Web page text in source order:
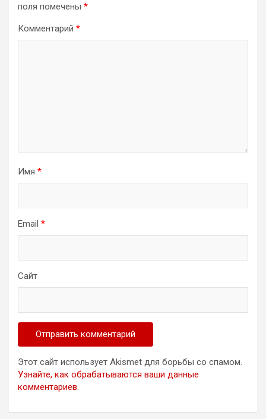
поля помечены *
Комментарий *
Имя *
Email *
Сайт
Этот сайт использует Akismet для борьбы со спамом.
Узнайте, как обрабатываются ваши данные
комментариев.